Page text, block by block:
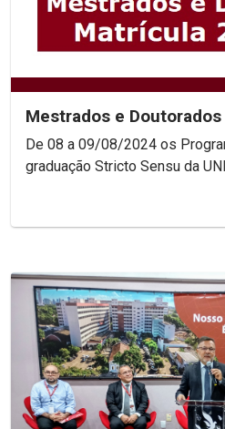
Mestrados e
De 08 a 09/08/2024 os
graduação Stricto Sensu da